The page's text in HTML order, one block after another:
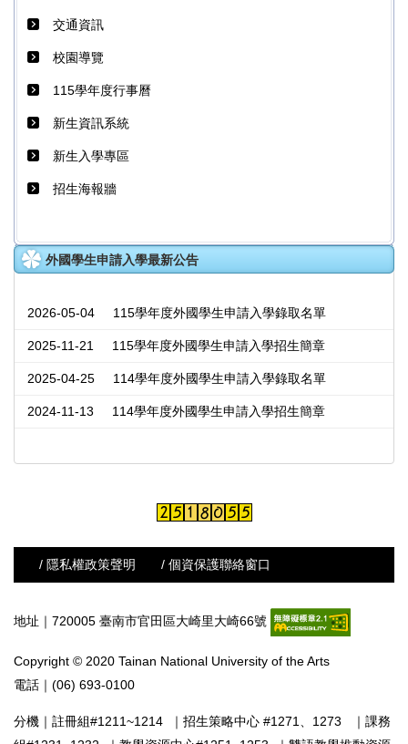
交通資訊
校園導覽
115學年度行事曆
新生資訊系統
新生入學專區
招生海報牆
外國學生申請入學最新公告
2026-05-04 115學年度外國學生申請入學錄取名單
2025-11-21 115學年度外國學生申請入學招生簡章
2025-04-25 114學年度外國學生申請入學錄取名單
2024-11-13 114學年度外國學生申請入學招生簡章
/ 隱私權政策聲明 / 個資保護聯絡窗口
地址｜720005 臺南市官田區大崎里大崎66號
Copyright © 2020 Tainan National University of the Arts
電話｜(06) 693-0100
分機｜ 註冊組#1211~1214 ｜ 招生策略中心 #1271、1273 ｜ 課務